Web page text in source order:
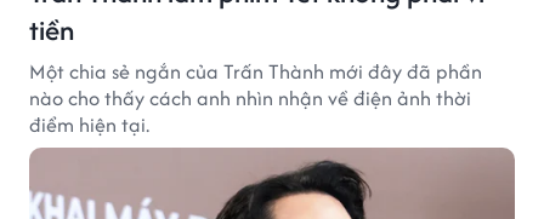
tiền
Một chia sẻ ngắn của Trấn Thành mới đây đã phần
nào cho thấy cách anh nhìn nhận về điện ảnh thời
điểm hiện tại.